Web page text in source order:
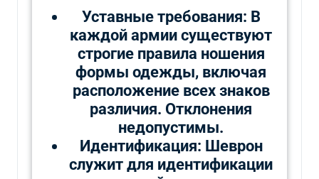
Уставные требования: В
каждой армии существуют
строгие правила ношения
формы одежды, включая
расположение всех знаков
различия. Отклонения
недопустимы.
Идентификация: Шеврон
служит для идентификации